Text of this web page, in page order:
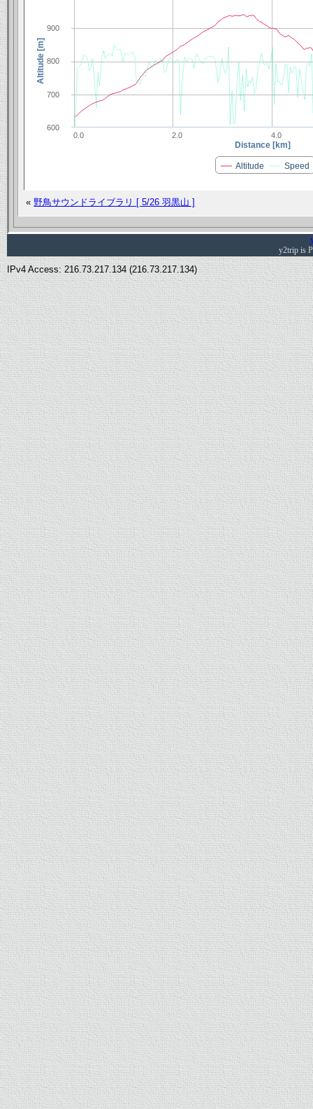
Distance [km]
Altitude [m]
Altitude Speed
0.0 2.0 4.0
600
700
800
900
«野鳥サウンドライブラリ [ 5/26 羽黒山 ]
y2trip is
IPv4 Access: 216.73.217.134 (216.73.217.134)